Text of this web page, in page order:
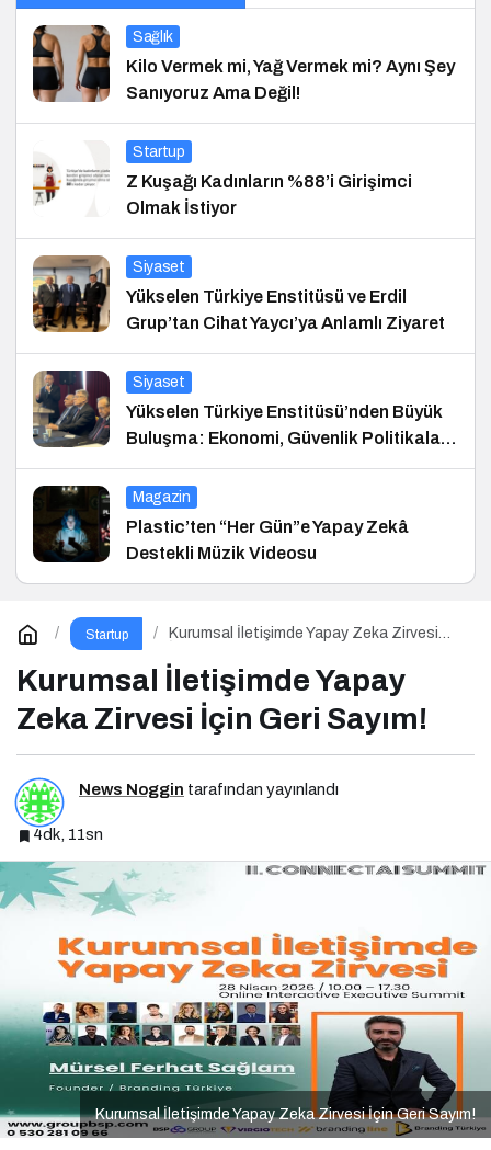
Sağlık
Kilo Vermek mi, Yağ Vermek mi? Aynı Şey
Sanıyoruz Ama Değil!
Startup
Z Kuşağı Kadınların %88’i Girişimci
Olmak İstiyor
Siyaset
Yükselen Türkiye Enstitüsü ve Erdil
Grup’tan Cihat Yaycı’ya Anlamlı Ziyaret
Siyaset
Yükselen Türkiye Enstitüsü’nden Büyük
Buluşma: Ekonomi, Güvenlik Politikaları
ve Hukuk Konferansı
Magazin
Plastic’ten “Her Gün”e Yapay Zekâ
Destekli Müzik Videosu
Startup
Kurumsal İletişimde Yapay Zeka Zirvesi
Kurumsal İletişimde Yapay
Zeka Zirvesi İçin Geri Sayım!
News Noggin tarafından yayınlandı
4dk, 11sn
Kurumsal İletişimde Yapay Zeka Zirvesi İçin Geri Sayım!